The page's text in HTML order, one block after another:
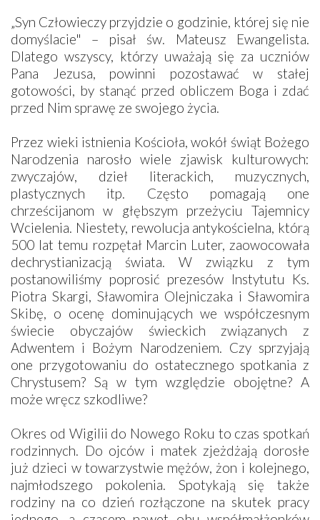
„Syn Człowieczy przyjdzie o godzinie, której się nie
domyślacie" – pisał św. Mateusz Ewangelista.
Dlatego wszyscy, którzy uważają się za uczniów
Pana Jezusa, powinni pozostawać w stałej
gotowości, by stanąć przed obliczem Boga i zdać
przed Nim sprawę ze swojego życia.
Przez wieki istnienia Kościoła, wokół świąt Bożego
Narodzenia narosło wiele zjawisk kulturowych:
zwyczajów, dzieł literackich, muzycznych,
plastycznych itp. Często pomagają one
chrześcijanom w głębszym przeżyciu Tajemnicy
Wcielenia. Niestety, rewolucja antykościelna, którą
500 lat temu rozpętał Marcin Luter, zaowocowała
dechrystianizacją świata. W związku z tym
postanowiliśmy poprosić prezesów Instytutu Ks.
Piotra Skargi, Sławomira Olejniczaka i Sławomira
Skibę, o ocenę dominujących we współczesnym
świecie obyczajów świeckich związanych z
Adwentem i Bożym Narodzeniem. Czy sprzyjają
one przygotowaniu do ostatecznego spotkania z
Chrystusem? Są w tym względzie obojętne? A
może wręcz szkodliwe?
Okres od Wigilii do Nowego Roku to czas spotkań
rodzinnych. Do ojców i matek zjeżdżają dorosłe
już dzieci w towarzystwie mężów, żon i kolejnego,
najmłodszego pokolenia. Spotykają się także
rodziny na co dzień rozłączone na skutek pracy